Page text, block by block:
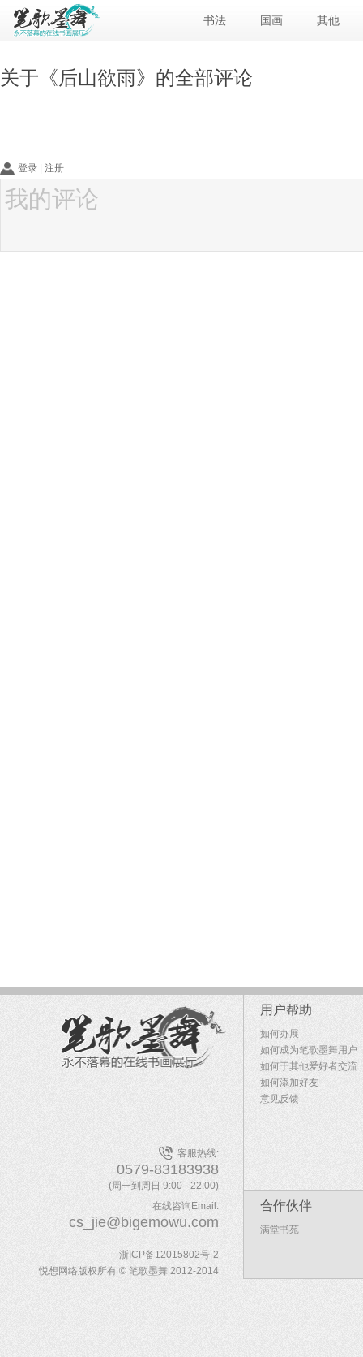
书法 国画 其他
关于《后山欲雨》的全部评论
登录 注册
客服热线:
0579-83183938
(周一到周日 9:00 - 22:00)
在线咨询Email:
cs_jie@bigemowu.com
浙ICP备12015802号-2
悦想网络版权所有 © 笔歌墨舞 2012-2014
用户帮助
如何办展
如何成为笔歌墨舞用户
如何于其他爱好者交流
如何添加好友
意见反馈
合作伙伴
满堂书苑